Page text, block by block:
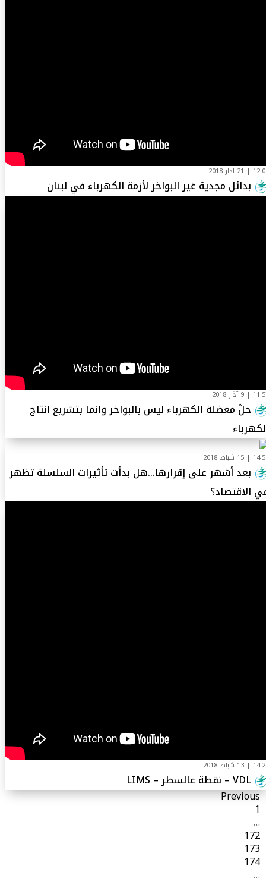
21 آذار 2018
بدائل مجدية غير البواخر لأزمة الكهرباء في لبنان
9 آذار 2018
حلّ معضلة الكهرباء ليس بالبواخر وانما بتشريع انتاج
15 شباط 2018
بعد أشهر على إقرارها…هل بدأت تأثيرات السلسلة تظهر
الاقتصاد؟
13 شباط 2018
Previous
1
…
172
173
174
…